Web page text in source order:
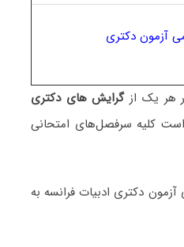
آزمون دکتری
هر یک از گرایش های دکتری
است کلیه سرفصل‌های امتحانی
دکتری ادبیات فراﻧﺴﻪ به